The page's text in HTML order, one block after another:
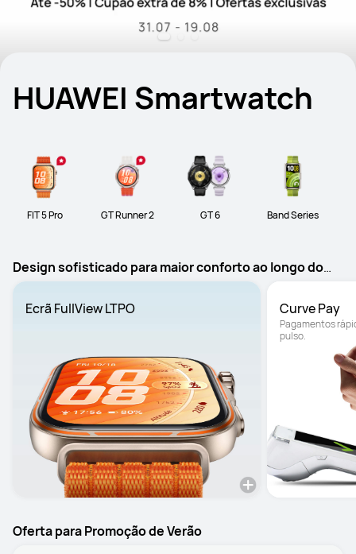
HUAWEI Smartwatch
FIT 5 Pro GT Runner 2 GT 6 Band Series
Design sofisticado para maior conforto ao longo do
dia
Ecrã FullView LTPO
Curve Pay
Pagamentos
pulso.
Oferta para Promoção de Verão